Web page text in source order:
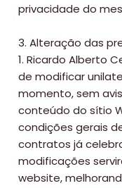
privacidade do
3. Alteração das
1. Ricardo Alberto
de modificar
momento, sem
conteúdo do sítio
condições gerais
contratos já
modificações
website,